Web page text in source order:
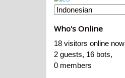
Who's Online
18 visitors online now
2 guests, 16 bots,
0 members